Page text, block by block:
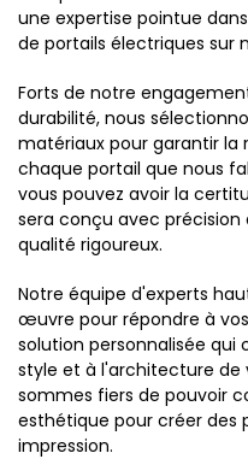
une expertise pointue
de portails électriques sur
Forts de notre
durabilité, nous
matériaux pour garantir la
chaque portail que nous
vous pouvez avoir la
sera conçu avec
qualité rigoureux.
Notre équipe d'experts
œuvre pour répondre à
solution personnalisée
style et à l'architecture de
sommes fiers de pouvoir
esthétique pour créer des
impression.